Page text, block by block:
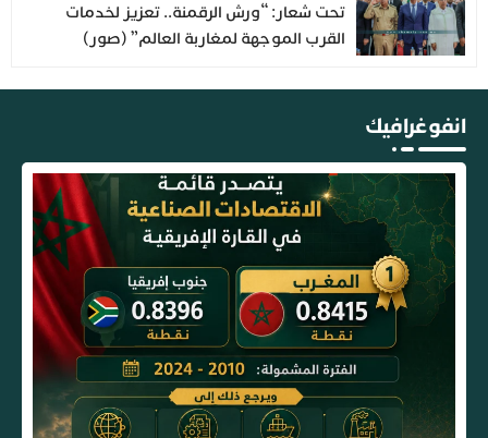
تحت شعار: “ورش الرقمنة.. تعزيز لخدمات
القرب الموجهة لمغاربة العالم” (صور)
انفوغرافيك